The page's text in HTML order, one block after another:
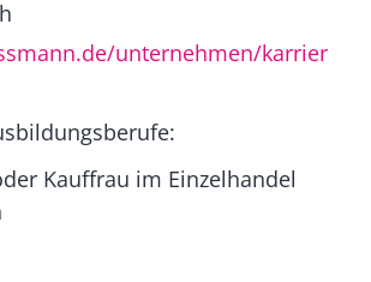
unternehmen/karrier
Kauffrau im Einzelhandel